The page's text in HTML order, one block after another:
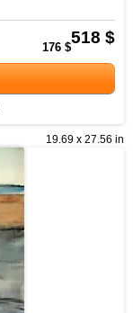
518 $
176 $
19.69 x 27.56 in